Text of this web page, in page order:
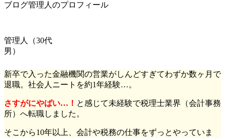
ブログ管理人のプロフィール
管理人（30代
男）
新卒で入った金融機関の営業がしんどすぎてわずか数ヶ月で
退職。社会人ニートを約1年経験…。
さすがにやばい…！ と感じて未経験で税理士業界（会計事務
所）へ転職しました。
そこから10年以上、会計や税務の仕事をずっとやっていま